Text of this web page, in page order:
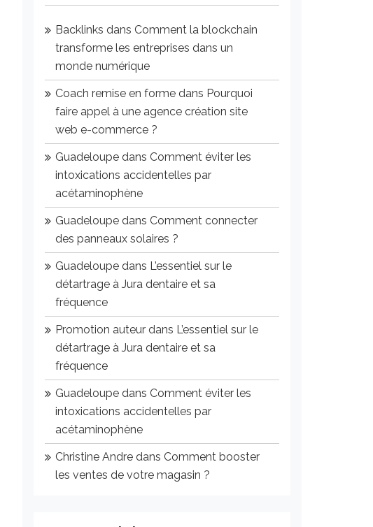
Backlinks dans Comment la blockchain
transforme les entreprises dans un
monde numérique
Coach remise en forme dans Pourquoi
faire appel à une agence création site
web e-commerce ?
Guadeloupe dans Comment éviter les
intoxications accidentelles par
acétaminophène
Guadeloupe dans Comment connecter
des panneaux solaires ?
Guadeloupe dans L’essentiel sur le
détartrage à Jura dentaire et sa
fréquence
Promotion auteur dans L’essentiel sur le
détartrage à Jura dentaire et sa
fréquence
Guadeloupe dans Comment éviter les
intoxications accidentelles par
acétaminophène
Christine Andre dans Comment booster
les ventes de votre magasin ?